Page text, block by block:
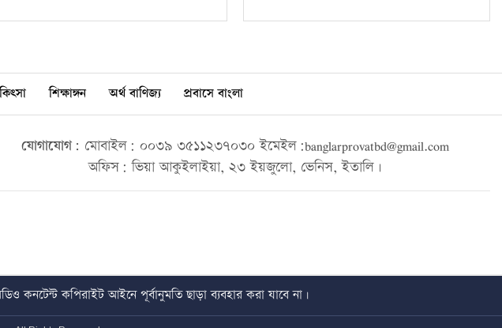
শিক্ষাঙ্গন অর্থ বাণিজ্য প্রবাসে বাংলা
যোগাযোগ: মোবাইল: ০০৩৯ ৩৫১১২৩৭০৩০ ইমেইল:banglarprovatbd@gmail.com
অফিস: ভিয়া আকুইলাইয়া, ২৩ ইয়জুলো, ভেনিস, ইতালি।
কনটেন্ট কপিরাইট আইনে পূর্বানুমতি ছাড়া ব্যবহার করা যাবে না।